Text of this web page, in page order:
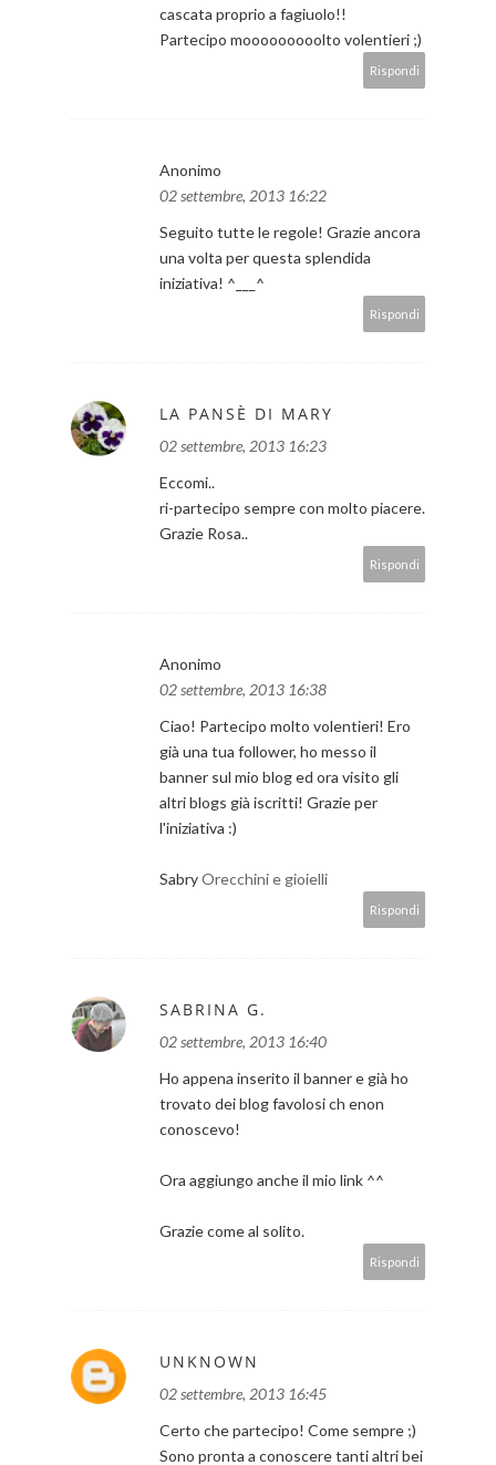
cascata proprio a fagiuolo!!
Partecipo mooooooooolto volentieri ;)
Rispondi
Anonimo
02 settembre, 2013 16:22
Seguito tutte le regole! Grazie ancora
una volta per questa splendida
iniziativa! ^___^
Rispondi
LA PANSÈ DI MARY
02 settembre, 2013 16:23
Eccomi..
ri-partecipo sempre con molto piacere.
Grazie Rosa..
Rispondi
Anonimo
02 settembre, 2013 16:38
Ciao! Partecipo molto volentieri! Ero
già una tua follower, ho messo il
banner sul mio blog ed ora visito gli
altri blogs già iscritti! Grazie per
l'iniziativa :)
SabryOrecchini e gioielli
Rispondi
SABRINA G.
02 settembre, 2013 16:40
Ho appena inserito il banner e già ho
trovato dei blog favolosi ch enon
conoscevo!
Ora aggiungo anche il mio link ^^
Grazie come al solito.
Rispondi
UNKNOWN
02 settembre, 2013 16:45
Certo che partecipo! Come sempre ;)
Sono pronta a conoscere tanti altri bei